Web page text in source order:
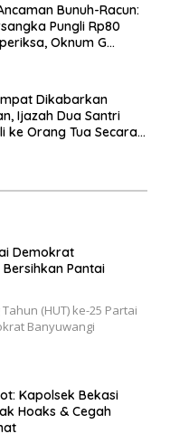
Bunuh-Racun:
Pungli Rp80
Oknum G
Dikabarkan
Ijazah Dua Santri
ke Orang Tua Secara
Demokrat
Pantai
(HUT) ke-25 Partai
Banyuwangi
Kapolsek Bekasi
Hoaks & Cegah